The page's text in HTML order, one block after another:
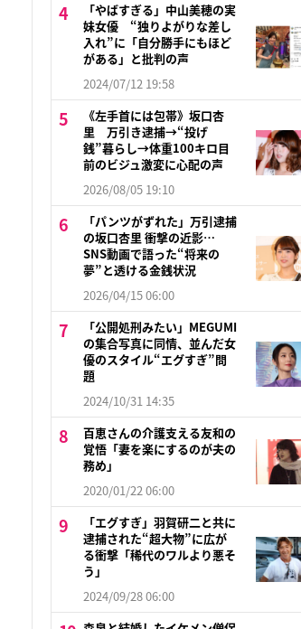
「やばすぎる」中山美穂の実
妹女優 “独りよがりな差し
入れ”に「自分勝手にもほど
がある」と批判の声
2024/07/12 19:58
《左手首には包帯》坂口杏
里 万引き逮捕→“投げ
銭”暮らし→体重100キロ目
前のビジュ激変に心配の声
2026/08/05 19:10
「パンツがずれた」万引逮捕
の坂口杏里 衝撃の近影…
SNS動画で語った“将来の
夢”と透ける金銭状況
2026/04/15 06:00
「公開処刑みたい」MEGUMI
の集合写真に同情、並んだ女
優のスタイル“エグすぎ”問
題
2024/10/31 14:35
百恵さんの介護支える友和の
覚悟「妻を楽にするのが夫の
務め」
2020/01/22 06:00
「エグすぎ」羽賀研二と共に
逮捕された“超大物”に広が
る衝撃「稀代のワルより悪そ
う」
2024/09/28 06:00